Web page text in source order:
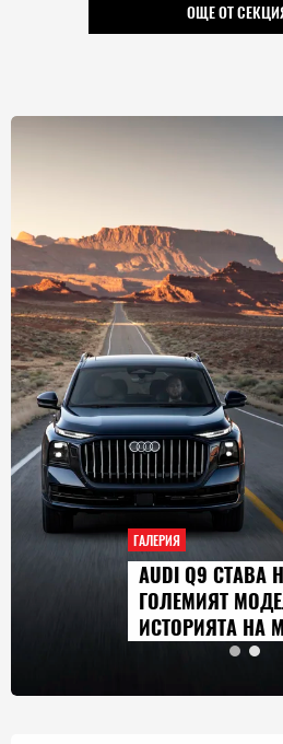
ОЩЕ ОТ
ГАЛЕРИЯ
AUDI Q9 СТАВА
ГОЛЕМИЯТ
ИСТОРИЯТА НА